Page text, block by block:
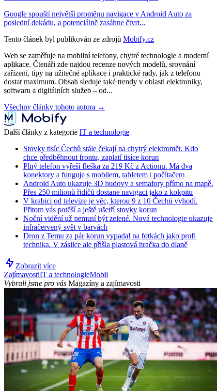
Google spouští největší proměnu navigace v Android Auto za
poslední dekádu, a potenciálně zasáhne čtvrt...
Tento článek byl publikován ze zdrojů Mobify.cz
Web se zaměřuje na mobilní telefony, chytré technologie a moderní
aplikace. Čtenáři zde najdou recenze nových modelů, srovnání
zařízení, tipy na užitečné aplikace i praktické rady, jak z telefonu
dostat maximum. Obsah sleduje také trendy v oblasti elektroniky,
softwaru a digitálních služeb – od...
Všechny články tohoto autora →
Další články z kategorie IT a technologie
Stovky tisíc Čechů stále čekají na chytrý elektroměr. Kdo
chce předběhnout frontu, zaplatí tisíce korun
Plný telefon vyřeší fleška za 219 Kč z Actionu. Má dva
konektory a funguje s mobilem, tabletem i počítačem
Android Auto ukazuje 3D budovy a semafory přímo na mapě.
Přes 250 milionů řidičů dostane navigaci jako z kokpitu
V krabici od televize je věc, kterou 9 z 10 Čechů vyhodí.
Přitom vás potěší a ještě ušetří stovky korun
Noční vidění už nemusí být zelené. Nová technologie ukazuje
infračervený svět v barvách
Dron z Temu za pár korun vypadal na fotkách jako profi
technika. V zásilce ale přišla plastová hračka do dlaně
Zobrazit více
ZajímavostiIT a technologieMobil
Vybrali jsme pro vás Magazíny a zajímavosti